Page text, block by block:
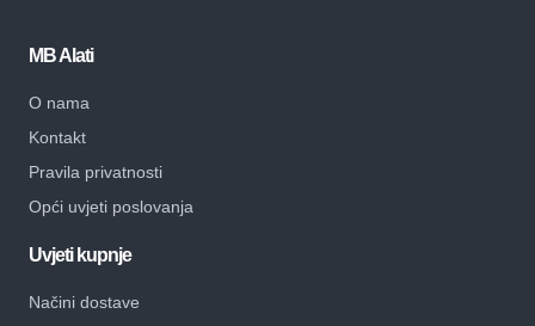
MB Alati
O nama
Kontakt
Pravila privatnosti
Opći uvjeti poslovanja
Uvjeti kupnje
Načini dostave